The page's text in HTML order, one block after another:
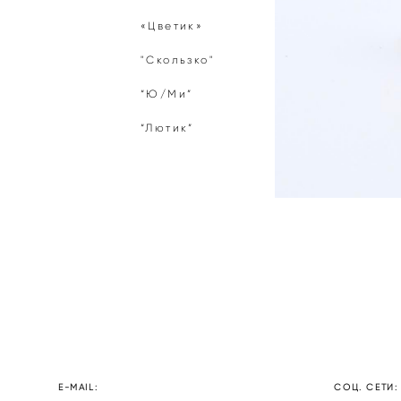
«Цветик»
"Скользко"
“Ю/Ми”
“Лютик”
E-MAIL: СОЦ. СЕТИ: